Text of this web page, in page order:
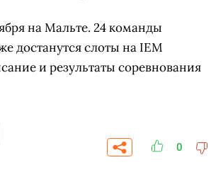
на Мальте. 24 команды
достанутся слоты на IEM
и результаты соревнования
0